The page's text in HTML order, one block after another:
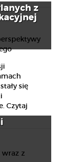
z
się
Czytaj